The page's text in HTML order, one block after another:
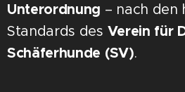
Unterordnung – nach den
Standards des Verein für
Schäferhunde (SV).